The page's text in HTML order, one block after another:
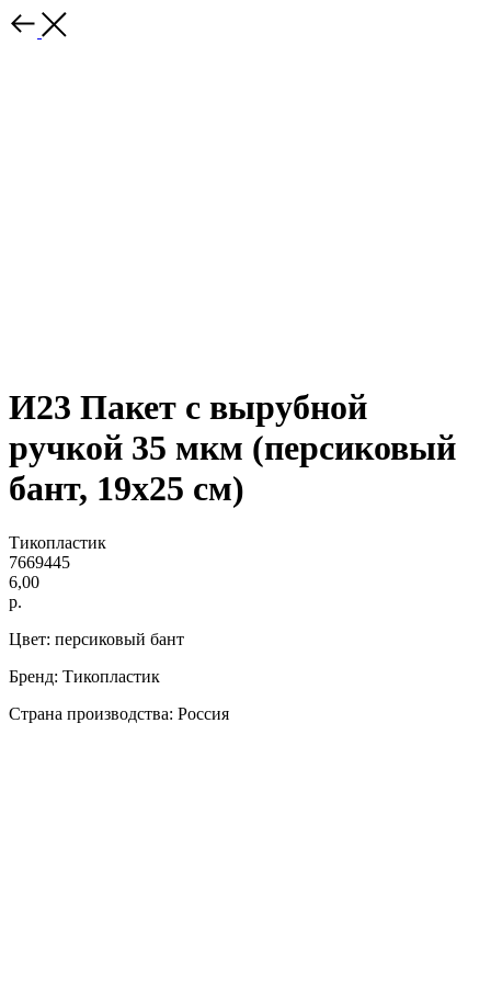
И23 Пакет с вырубной
ручкой 35 мкм (персиковый
бант, 19х25 см)
Тикопластик
7669445
6,00
р.
Цвет: персиковый бант
Бренд: Тикопластик
Страна производства: Россия